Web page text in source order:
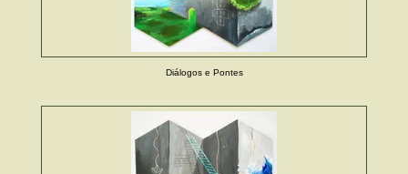
Diálogos e Pontes